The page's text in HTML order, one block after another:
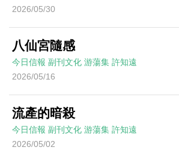
2026/05/30
八仙宮隨感
今日信報 副刊文化 游蕩集 許知遠
2026/05/16
流產的暗殺
今日信報 副刊文化 游蕩集 許知遠
2026/05/02